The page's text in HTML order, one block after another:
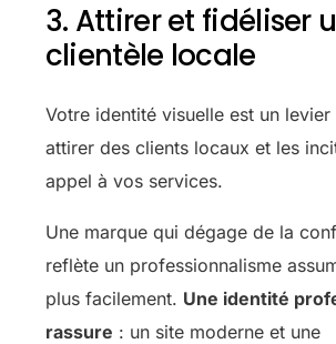
3. Attirer et fidéliser
clientèle locale
Votre identité visuelle est un
attirer des clients locaux et les
appel à vos services.
Une marque qui dégage de la
reflète un professionnalisme
plus facilement. Une identité
rassure : un site moderne et une